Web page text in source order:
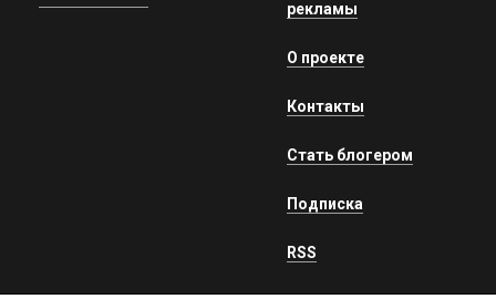
рекламы
О проекте
Контакты
Стать блогером
Подписка
RSS